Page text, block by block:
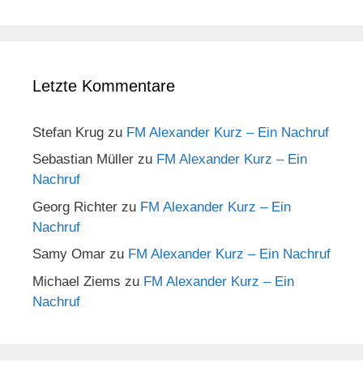
Letzte Kommentare
Stefan Krug zu FM Alexander Kurz – Ein Nachruf
Sebastian Müller zu FM Alexander Kurz – Ein
Nachruf
Georg Richter zu FM Alexander Kurz – Ein
Nachruf
Samy Omar zu FM Alexander Kurz – Ein Nachruf
Michael Ziems zu FM Alexander Kurz – Ein
Nachruf